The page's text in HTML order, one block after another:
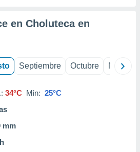
en Choluteca en
Septiembre Octubre
34°C Min: 25°C
mm